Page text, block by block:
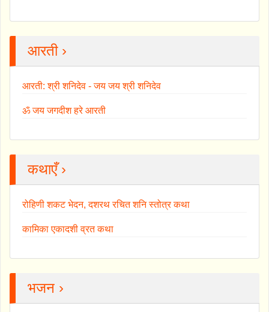
आरती ›
आरती: श्री शनिदेव - जय जय श्री शनिदेव
ॐ जय जगदीश हरे आरती
कथाएँ ›
रोहिणी शकट भेदन, दशरथ रचित शनि स्तोत्र कथा
कामिका एकादशी व्रत कथा
भजन ›